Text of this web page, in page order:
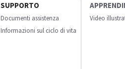
SUPPORTO
Documenti assistenza
Informazioni sul ciclo di vita
Video